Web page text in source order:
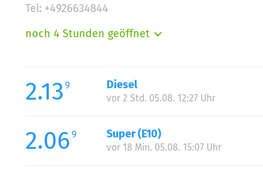
Tel: +4926634844
noch 4 Stunden geöffnet
Mittwoch:
Donnerstag:
Samstag:
Sonntag:
2.13 9 Diesel
vor 2 Std. 05.08. 12:27 Uhr
2.06 9 Super (E10)
vor 18 Min. 05.08. 15:07 Uhr